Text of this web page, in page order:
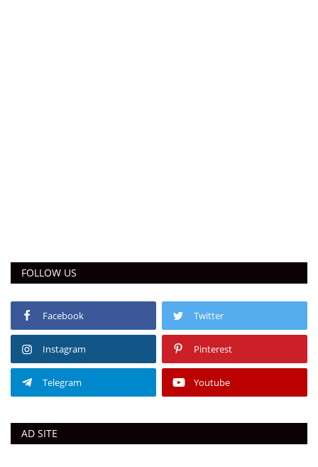
FOLLOW US
Facebook Twitter
Instagram Pinterest
Telegram Youtube
AD SITE